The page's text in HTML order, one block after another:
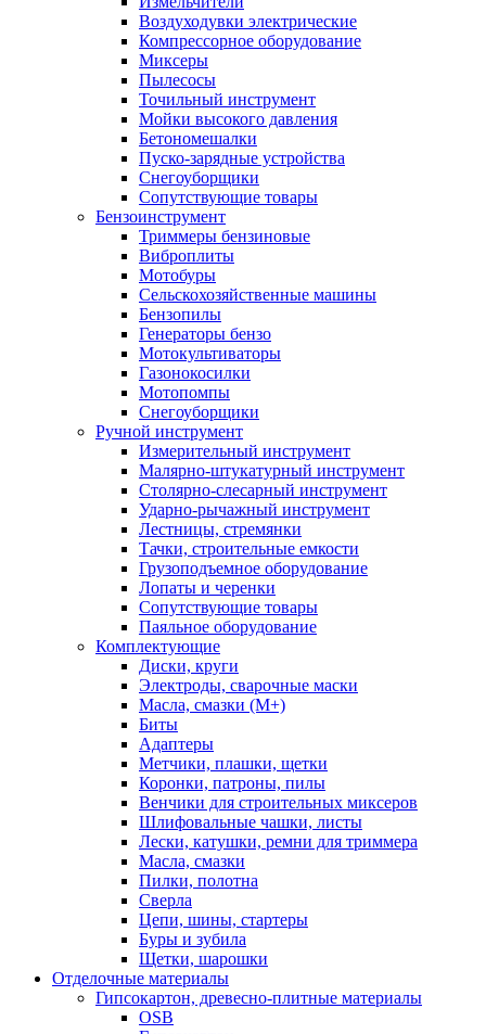
Воздуходувки электрические
Компрессорное оборудование
Миксеры
Пылесосы
Точильный инструмент
Мойки высокого давления
Бетономешалки
Пуско-зарядные устройства
Снегоуборщики
Сопутствующие товары
Бензоинструмент
Триммеры бензиновые
Виброплиты
Мотобуры
Сельскохозяйственные машины
Бензопилы
Генераторы бензо
Мотокультиваторы
Газонокосилки
Мотопомпы
Снегоуборщики
Ручной инструмент
Измерительный инструмент
Малярно-штукатурный инструмент
Столярно-слесарный инструмент
Ударно-рычажный инструмент
Лестницы, стремянки
Тачки, строительные емкости
Грузоподъемное оборудование
Лопаты и черенки
Сопутствующие товары
Паяльное оборудование
Комплектующие
Диски, круги
Электроды, сварочные маски
Масла, смазки (М+)
Биты
Адаптеры
Метчики, плашки, щетки
Коронки, патроны, пилы
Венчики для строительных миксеров
Шлифовальные чашки, листы
Лески, катушки, ремни для триммера
Масла, смазки
Пилки, полотна
Сверла
Цепи, шины, стартеры
Буры и зубила
Щетки, шарошки
Отделочные материалы
Гипсокартон, древесно-плитные материалы
OSB